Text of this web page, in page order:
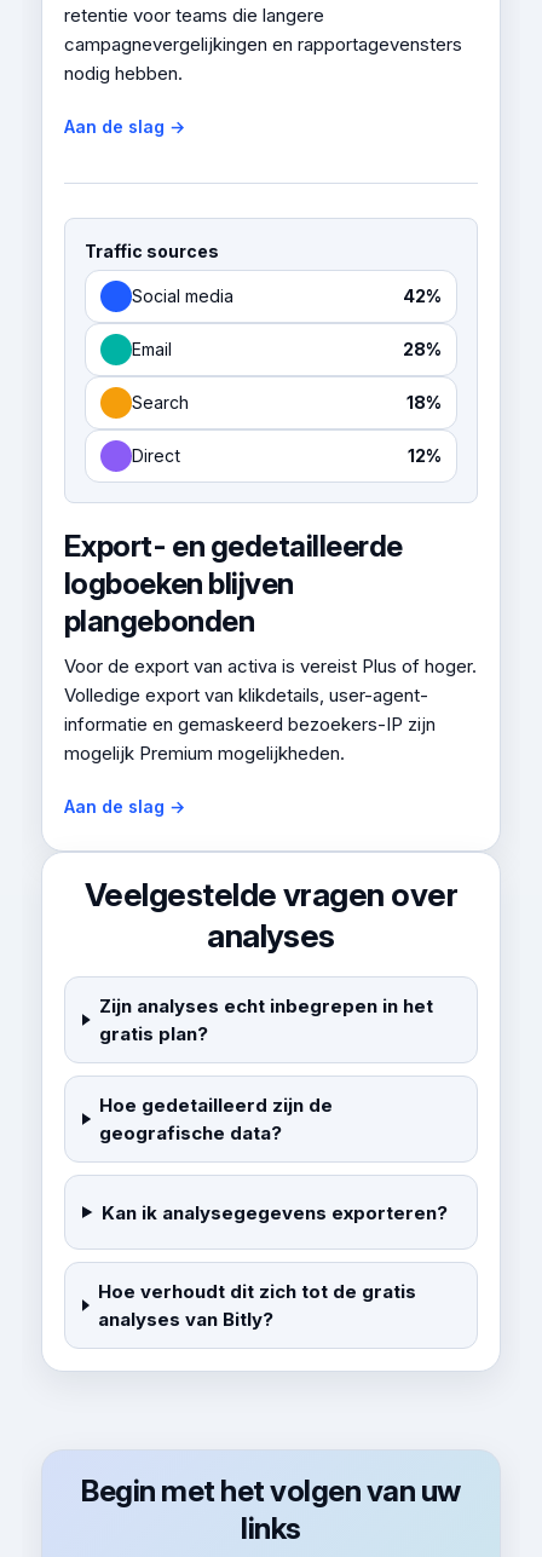
retentie voor teams die langere
campagnevergelijkingen en rapportagevensters
nodig hebben.
Aan de slag →
Traffic sources
Social media 42%
Email 28%
Search 18%
Direct 12%
Export- en gedetailleerde
logboeken blijven
plangebonden
Voor de export van activa is vereist Plus of hoger.
Volledige export van klikdetails, user-agent-
informatie en gemaskeerd bezoekers-IP zijn
mogelijk Premium mogelijkheden.
Aan de slag →
Veelgestelde vragen over
analyses
Zijn analyses echt inbegrepen in het
gratis plan?
Hoe gedetailleerd zijn de
geografische data?
Kan ik analysegegevens exporteren?
Hoe verhoudt dit zich tot de gratis
analyses van Bitly?
Begin met het volgen van uw
links